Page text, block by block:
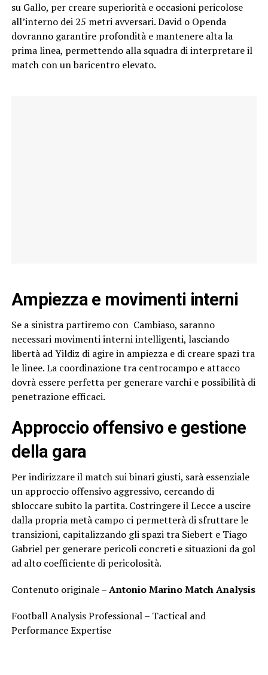
su Gallo, per creare superiorità e occasioni pericolose
all’interno dei 25 metri avversari. David o Openda
dovranno garantire profondità e mantenere alta la
prima linea, permettendo alla squadra di interpretare il
match con un baricentro elevato.
Ampiezza e movimenti interni
Se a sinistra partiremo con Cambiaso, saranno
necessari movimenti interni intelligenti, lasciando
libertà ad Yildiz di agire in ampiezza e di creare spazi tra
le linee. La coordinazione tra centrocampo e attacco
dovrà essere perfetta per generare varchi e possibilità di
penetrazione efficaci.
Approccio offensivo e gestione
della gara
Per indirizzare il match sui binari giusti, sarà essenziale
un approccio offensivo aggressivo, cercando di
sbloccare subito la partita. Costringere il Lecce a uscire
dalla propria metà campo ci permetterà di sfruttare le
transizioni, capitalizzando gli spazi tra Siebert e Tiago
Gabriel per generare pericoli concreti e situazioni da gol
ad alto coefficiente di pericolosità.
Contenuto originale –Antonio Marino Match Analysis
Football Analysis Professional – Tactical and
Performance Expertise